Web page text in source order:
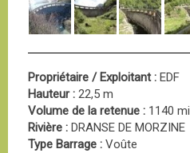
Propriétaire / Exploitant : EDF
Hauteur : 22,5 m
Volume de la retenue : 1140
Rivière : DRANSE DE MORZINE
Type Barrage : Voûte